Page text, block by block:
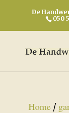
De
050
Home/